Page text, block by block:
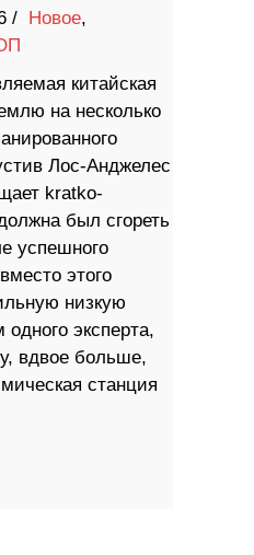
/ Новое,
китайская
на несколько
Лос-Анджелес
kratko-
был сгореть
успешного
этого
низкую
эксперта,
вдвое больше,
станция